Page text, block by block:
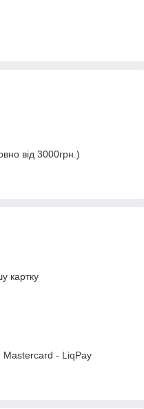
від 3000грн.)
картку
Mastercard - LiqPay